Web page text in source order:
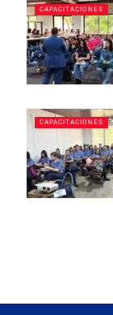
CAPACITACIONES
CAPACITACIONES